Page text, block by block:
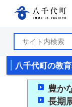
八千代町の教
豊か
長期